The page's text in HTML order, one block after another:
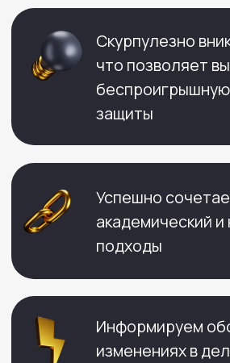
г. Санкт-Петербург
Каменноостровский д.10, литер Б,
офис 201 ф